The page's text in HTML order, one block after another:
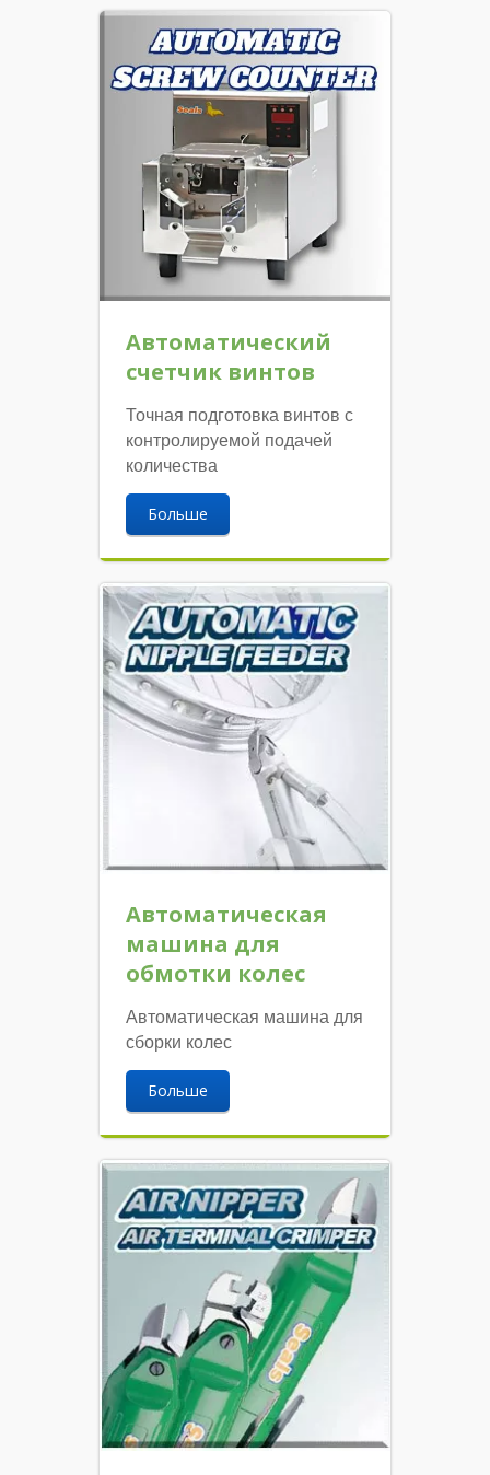
Автоматический
счетчик винтов
Точная подготовка винтов с
контролируемой подачей
количества
Больше
Автоматическая
машина для
обмотки колес
Автоматическая машина для
сборки колес
Больше